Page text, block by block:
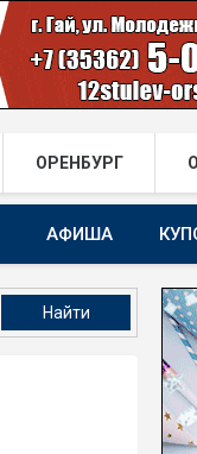
ОРЕНБУРГ
АФИША